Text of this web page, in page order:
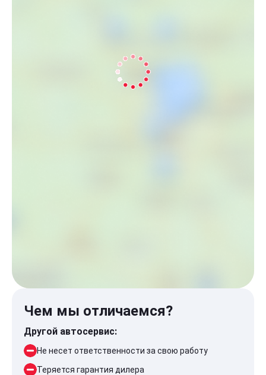
Чем мы отличаемся?
Другой автосервис:
Не несет ответственности за свою работу
Теряется гарантия дилера